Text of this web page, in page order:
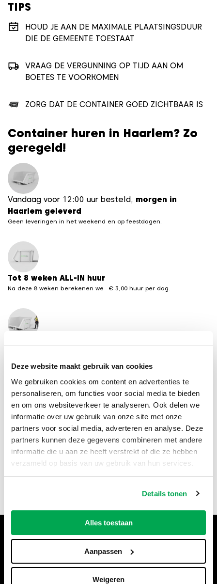
Deze website maakt gebruik van cookies
We gebruiken cookies om content en advertenties te
personaliseren, om functies voor social media te bieden
en om ons websiteverkeer te analyseren. Ook delen we
informatie over uw gebruik van onze site met onze
partners voor social media, adverteren en analyse. Deze
partners kunnen deze gegevens combineren met andere
informatie die u aan ze heeft verstrekt of die ze hebben
verzameld op basis van uw gebruik van hun services.
Details tonen
Alles toestaan
Aanpassen
Weigeren
TIPS
HOUD JE AAN DE MAXIMALE PLAATSINGSDUUR
DIE DE GEMEENTE TOESTAAT
VRAAG DE VERGUNNING OP TIJD AAN OM
BOETES TE VOORKOMEN
ZORG DAT DE CONTAINER GOED ZICHTBAAR IS
Container huren in Haarlem? Zo
geregeld!
Vandaag voor 12:00 uur besteld, morgen in
Haarlem geleverd
Geen leveringen in het weekend en op feestdagen.
Tot 8 weken ALL-IN huur
Na deze 8 weken berekenen we € 3,00 huur per dag.
Meerdere formaten beschikbaar
←terug naar het overzicht containervergunningen
van andere steden
Disclaimer
De informatie op deze pagina is met zorg
samengesteld, maar kan per gemeente
veranderen. Recycle-bak is niet aansprakelijk voor
de actuele regels bij de gemeente Haarlem.
Hulp nodig bij het bestellen?
035-6013861, wij helpen je
graag verder.